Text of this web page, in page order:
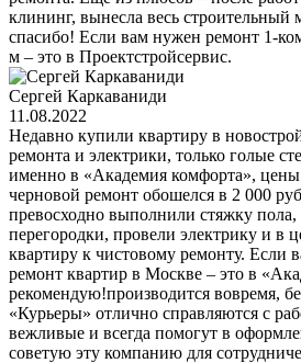
клининг, вынесла весь строительный
спасибо! Если вам нужен ремонт 1-
м – это в Проектстройсервис.
Сергей Каркаваниди
11.08.2022
Недавно купили квартиру в
ремонта и электрики, только голые
именно в «Академия комфорта», цены
черновой ремонт обошелся в 2 000
превосходно выполнили стяжку пола,
перегородки, провели электрику и в
квартиру к чистовому ремонту. Если
ремонт квартир в Москве – это в
рекомендую!производится вовремя,
«Курьеры» отлично справляются с
вежливые и всегда помогут в
советую эту компанию для